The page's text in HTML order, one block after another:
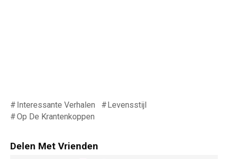
Interessante Verhalen
Levensstijl
Op De Krantenkoppen
Delen Met Vrienden